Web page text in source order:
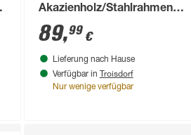
Akazienholz/Stahlrahmen
naturfarben/schwarz 90 x
31 cm
89,99€
Lieferung nach Hause
Verfügbar in Troisdorf
Nur wenige verfügbar